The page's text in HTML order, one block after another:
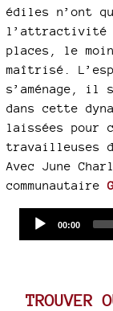
édiles n’ont
l’attractivité
places, le
maîtrisé.
s’aménage,
dans cette
laissées pour
travailleuses
Avec June
communautaire
Current
00:00
TROUVER